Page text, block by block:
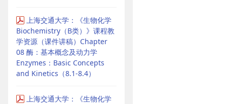
上海交通大学：《生物化学
Biochemistry（B类）》课程教
学资源（课件讲稿）Chapter
08 酶：基本概念及动力学
Enzymes：Basic Concepts
and Kinetics（8.1-8.4）
上海交通大学：《生物化学